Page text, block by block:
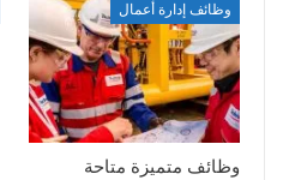
وظائف إدارة أعمال
وظائف متميزة متاحة